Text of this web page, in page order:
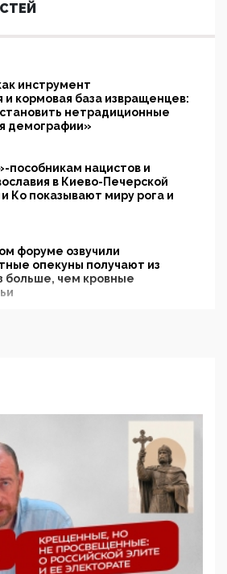
инструмент
и кормовая база извращенцев:
нетрадиционные
демографии»
пособникам нацистов и
в Киево-Печерской
Ко показывают миру рога и
форуме озвучили
опекуны получают из
больше, чем кровные
ЮНЕСКО в России, но
продолжают определять
граждан: Минцифры намерено
и муниципалитетов право
и социальные объекты от
от борца с